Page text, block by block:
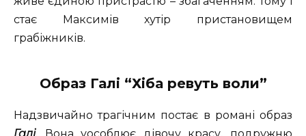
стає Максимів хутір пристановищем
грабіжників.
Образ Галі “Хіба ревуть воли”
Надзвичайно трагічним постає в романі образ